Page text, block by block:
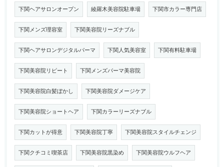
下関ヘアサロンオープン 綾羅木美容院駐車場 下関市カラー専門店
下関メンズ理容室 下関美容院リーズナブル
下関ヘアサロンデジタルパーマ 下関人気美容室 下関有料駐車場
下関美容院リピート 下関メンズパーマ美容院
下関美容院白髪ぼかし 下関美容院ダメージケア
下関美容院ショートヘア 下関カラーリーズナブル
下関カットが得意 下関美容院丁寧 下関美容院スタイルチェンジ
下関クチコミ喫茶店 下関美容院黒染め 下関美容院ウルフヘア